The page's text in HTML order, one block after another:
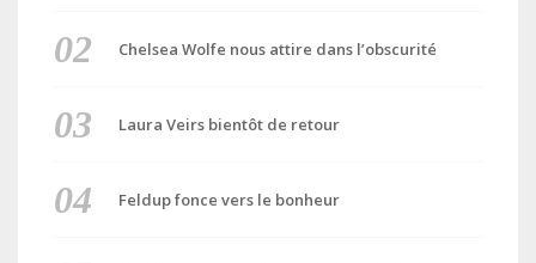
Chelsea Wolfe nous attire dans l’obscurité
Laura Veirs bientôt de retour
Feldup fonce vers le bonheur